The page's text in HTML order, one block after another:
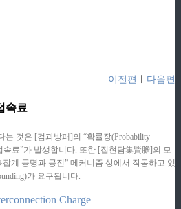
이전편 다음편
속료
는 것은 [검과방패]의 “확률장(Probability
속료”가 발생합니다. 또한 [집현담集賢膽]의 모
계 공명과 공진” 메커니즘 상에서 작동하고 있
가 요구됩니다.
Charge